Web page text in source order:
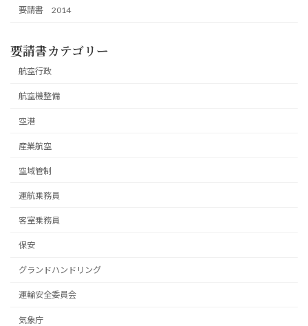
要請書 2014
要請書カテゴリー
航空行政
航空機整備
空港
産業航空
空域管制
運航乗務員
客室乗務員
保安
グランドハンドリング
運輸安全委員会
気象庁